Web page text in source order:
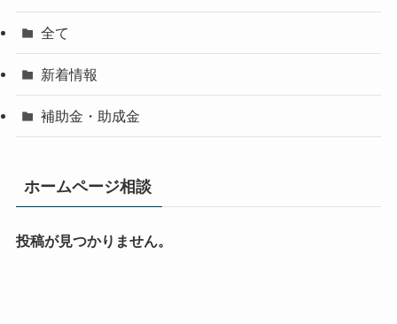
全て
新着情報
補助金・助成金
ホームページ相談
投稿が見つかりません。